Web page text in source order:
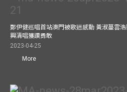
鄭伊健巡唱首站澳門被歌迷感動 黃淑蔓雲浩
興清唱獲讚勇敢
2023-04-25
More